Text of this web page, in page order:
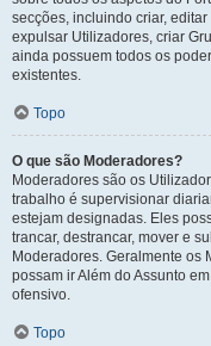
secções, incluindo criar,
expulsar Utilizadores, criar
ainda possuem todos os
existentes.
Topo
O que são Moderadores?
Moderadores são os
trabalho é supervisionar
estejam designadas. Eles
trancar, destrancar, mover e
Moderadores. Geralmente os
possam ir Além do Assunto
ofensivo.
Topo